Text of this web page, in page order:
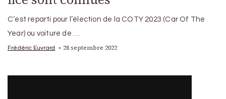
C’est reparti pour l’élection de la COTY 2023 (Car Of The
Year) ou voiture de …
Frédéric Euvrard 28 septembre 2022